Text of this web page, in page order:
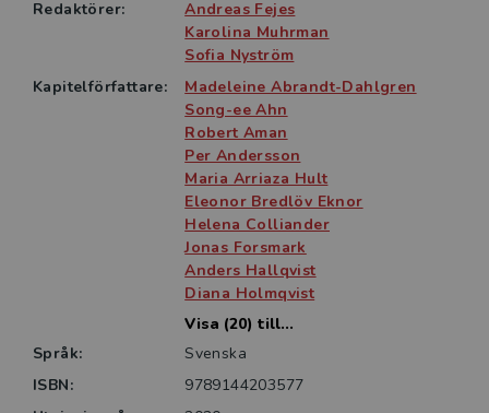
om tidiga utbildningar för vuxna, vägledning för och
med vuxna, rektor i vuxenutbildning, utrikesföddas
deltagande i vuxenutbildning, och undervisning för
hållbarhet inom vuxenutbildningen.
Boken vänder sig främst till studerande på ämnes-
och yrkeslärarprogrammen, som ger behörighet för
arbete inom komvux. Den är också relevant för
verksamma lärare inom sfi, komvux och annan
Redaktörer:
Andreas Fejes
Karolina Muhrman
Sofia Nyström
Kapitelförfattare:
Madeleine Abrandt-Dahlgren
Song-ee Ahn
Robert Aman
Per Andersson
Maria Arriaza Hult
Eleonor Bredlöv Eknor
Helena Colliander
Jonas Forsmark
Anders Hallqvist
Diana Holmqvist
Visa (20) till...
Språk:
Svenska
ISBN:
9789144203577